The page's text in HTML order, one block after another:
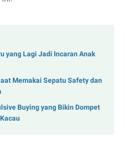
yang Lagi Jadi Incaran Anak
Memakai Sepatu Safety dan
Buying yang Bikin Dompet